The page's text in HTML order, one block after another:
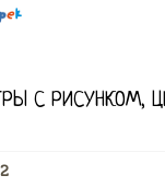
С РИСУНКОМ,